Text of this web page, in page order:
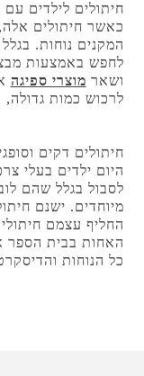
חיתולים לילדים
כאשר חיתולים
המקנים נוחות.
לחפש באמצעות
ושאר מוצרי ספיגה
לרכוש כמות גדולה,
חיתולים דקים
היום ילדים בעלי
לסבול בגלל שהם
מיוחדים. ישנם
החליף עצמם
האחות בבית הספר
כל הנוחות